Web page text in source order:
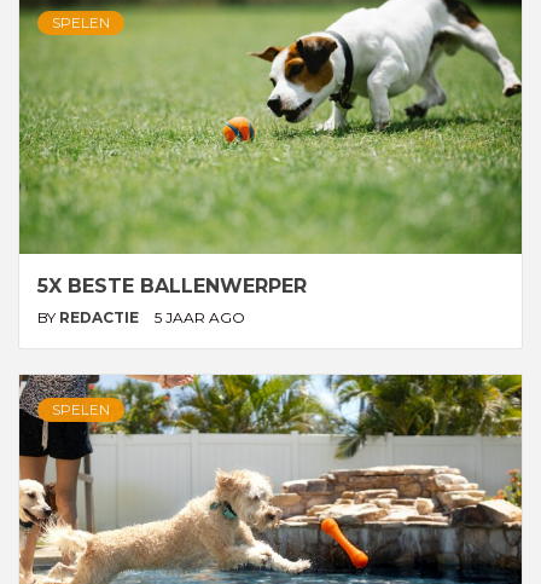
SPELEN
5X BESTE BALLENWERPER
BY REDACTIE 5 JAAR AGO
SPELEN